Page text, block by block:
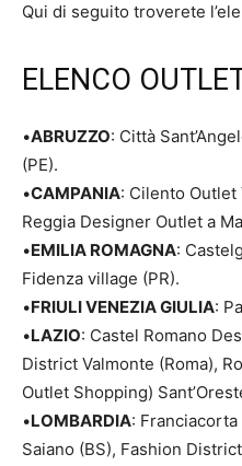
Qui di seguito troverete
ELENCO
•ABRUZZO: Città
(PE).
•CAMPANIA: Cilento Outlet
Reggia Designer Outlet a
•EMILIA ROMAGNA:
Fidenza village (PR).
•FRIULI VENEZIA GIULIA:
•LAZIO: Castel Romano
District Valmonte (Roma),
Outlet Shopping)
•LOMBARDIA:
Saiano (BS), Fashion